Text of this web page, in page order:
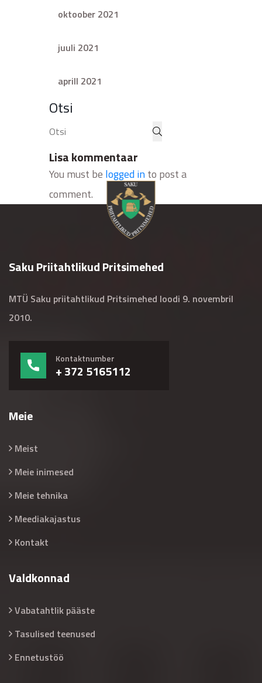
oktoober 2021
juuli 2021
aprill 2021
Otsi
Lisa kommentaar
You must be logged into post a
comment.
Saku Priitahtlikud Pritsimehed
MTÜ Saku priitahtlikud Pritsimehed loodi 9. novembril
2010.
Kontaktnumber
+ 372 5165112
Meie
Meist
Meie inimesed
Meie tehnika
Meediakajastus
Kontakt
Valdkonnad
Vabatahtlik pääste
Tasulised teenused
Ennetustöö